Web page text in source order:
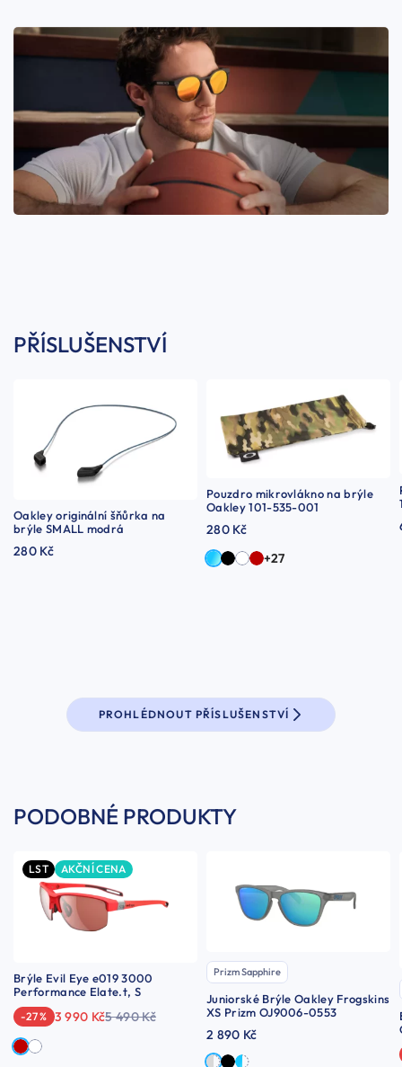
PŘÍSLUŠENSTVÍ
Oakley originální šňůrka na
brýle SMALL modrá
280 Kč
Pouzdro mikrovlákno na brýle
Oakley 101-535-001
280 Kč
+27
PROHLÉDNOUT PŘÍSLUŠENSTVÍ
PODOBNÉ PRODUKTY
LST AKČNÍ CENA
Brýle Evil Eye e019 3000
Performance Elate.t, S
-27 % 3 990 Kč5 490 Kč
Prizm Sapphire
Juniorské Brýle Oakley Frogskins
XS Prizm OJ9006-0553
2 890 Kč